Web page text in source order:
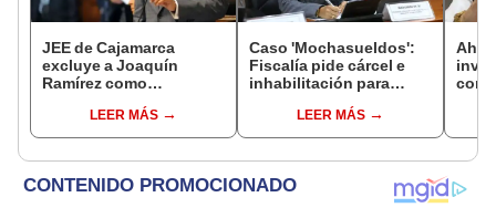
JEE de Cajamarca
excluye a Joaquín
Ramírez como
regional por ocultar
sentencia
LEER MÁS
Caso 'Mochasueldos':
Fiscalía pide cárcel e
inhabilitación para
fujimorista María
Cordero Jon Tay
LEER MÁS